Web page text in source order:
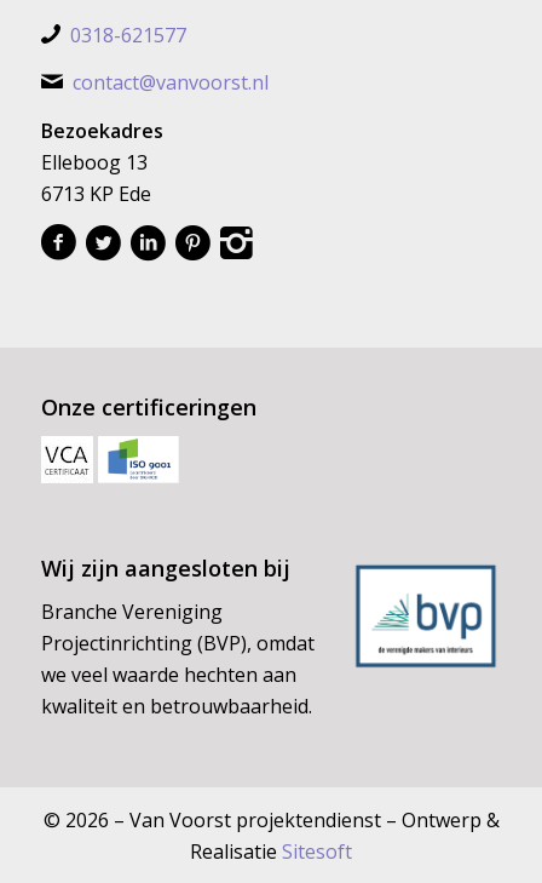
0318-621577
contact@vanvoorst.nl
Bezoekadres
Elleboog 13
6713 KP Ede
Onze certificeringen
Wij zijn aangesloten bij
Branche Vereniging
Projectinrichting (BVP), omdat
we veel waarde hechten aan
kwaliteit en betrouwbaarheid.
© 2026 – Van Voorst projektendienst – Ontwerp &
Realisatie Sitesoft